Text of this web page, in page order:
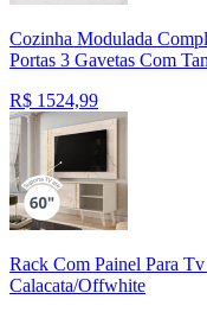
Cozinha Modulada
Portas 3 Gavetas Com
R$ 1524,99
Rack Com Painel Para
Calacata/Offwhite